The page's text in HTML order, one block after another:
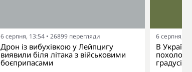
6 серпня, 13:54 • 26899 перегляди
Дрон із вибухівкою у Лейпцигу
виявили біля літака з військовими
боєприпасами
6 серпня,
В
градусів